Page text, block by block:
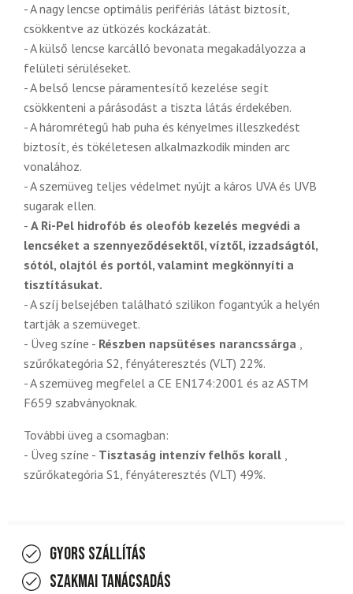
- A nagy lencse optimális perifériás látást biztosít,
csökkentve az ütközés kockázatát.
- A külső lencse karcálló bevonata megakadályozza a
felületi sérüléseket.
- A belső lencse páramentesítő kezelése segít
csökkenteni a párásodást a tiszta látás érdekében.
- A háromrétegű hab puha és kényelmes illeszkedést
biztosít, és tökéletesen alkalmazkodik minden arc
vonalához.
- A szemüveg teljes védelmet nyújt a káros UVA és UVB
sugarak ellen.
- A Ri-Pel hidrofób és oleofób kezelés megvédi a
lencséket a szennyeződésektől, víztől, izzadságtól,
sótól, olajtól és portól, valamint megkönnyíti a
tisztításukat.
- A szíj belsejében található szilikon fogantyúk a helyén
tartják a szemüveget.
- Üveg színe - Részben napsütéses narancssárga ,
szűrőkategória S2, fényáteresztés (VLT) 22%.
- A szemüveg megfelel a CE EN174:2001 és az ASTM
F659 szabványoknak.
További üveg a csomagban:
- Üveg színe - Tisztaság intenzív felhős korall ,
szűrőkategória S1, fényáteresztés (VLT) 49%.
Gyors szállítás
Szakmai tanácsadás